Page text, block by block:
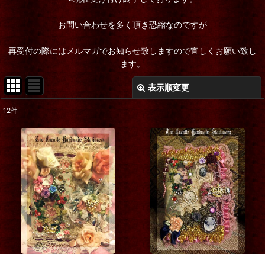
お問い合わせを多く頂き恐縮なのですが
再受付の際にはメルマガでお知らせ致しますので宜しくお願い致し
ます。
表示順変更
在庫あり
並び順:
12件